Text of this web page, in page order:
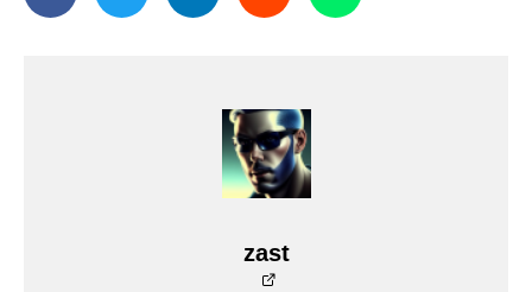
zast